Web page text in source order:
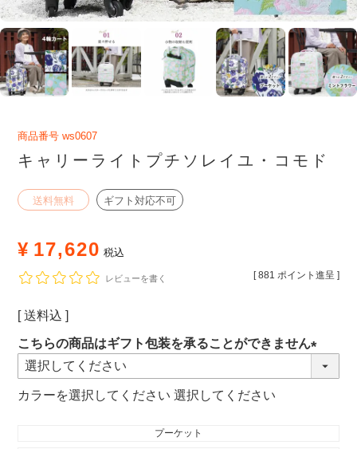
商品番号 ws0607
キャリーライトプチソレイユ・コモド
送料無料 ギフト対応不可
¥ 17,620 税込
[ 881 ポイント進呈 ]
レビューを書く
送料込
こちらの商品はギフト包装を承ることができません
(必
カラー 選択してください
プーケット